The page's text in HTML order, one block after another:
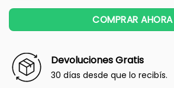
COMPRAR AHORA
Devoluciones Gratis
30 días desde que lo recibís.